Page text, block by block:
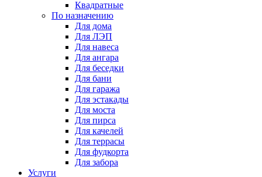
Квадратные
По назначению
Для дома
Для ЛЭП
Для навеса
Для ангара
Для беседки
Для бани
Для гаража
Для эстакады
Для моста
Для пирса
Для качелей
Для террасы
Для фудкорта
Для забора
Услуги